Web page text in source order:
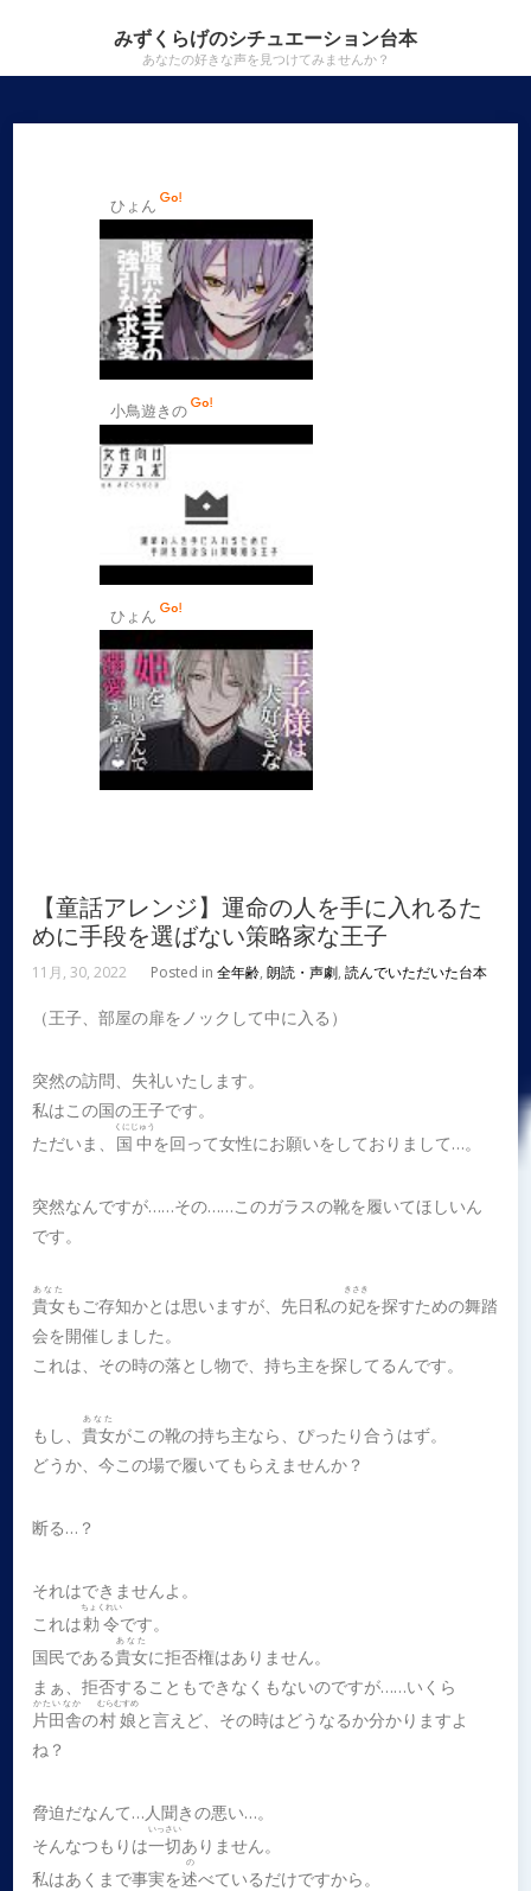
みずくらげのシチュエーション台本
あなたの好きな声を見つけてみませんか？
ひょん
小鳥遊きの
ひょん
【童話アレンジ】運命の人を手に入れるた
めに手段を選ばない策略家な王子
11月, 30, 2022 Posted in全年齢,朗読・声劇,読んでいただいた台本
（王子、部屋の扉をノックして中に入る）
突然の訪問、失礼いたします。
私はこの国の王子です。
ただいま、 国中
くにじゅう
を回って女性にお願いをしておりまして…。
突然なんですが……その……このガラスの靴を履いてほしいん
です。
貴女
あなた
もご存知かとは思いますが、先日私の妃
きさき
を探すための舞踏
会を開催しました。
これは、その時の落とし物で、持ち主を探してるんです。
もし、貴女
あなた
がこの靴の持ち主なら、ぴったり合うはず。
どうか、今この場で履いてもらえませんか？
断る…？
それはできませんよ。
これは勅令
ちょくれい
です。
国民である貴女
あなた
に拒否権はありません。
まぁ、拒否することもできなくもないのですが……いくら
片田舎
かたいなか
の村娘
むらむすめ
と言えど、その時はどうなるか分かりますよ
ね？
脅迫だなんて…人聞きの悪い…。
そんなつもりは一切
いっさい
ありません。
私はあくまで事実を述
の
べているだけですから。